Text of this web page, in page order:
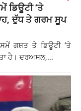
ਡਿਊਟੀ ’ਤੇ
ਦੁੱਧ ਤੇ ਗਰਮ ਸੂਪ
ਗਸ਼ਤ ਤੇ ਡਿਊਟੀ ’ਤੇ
ਹੈ। ਦਰਅਸਲ,...